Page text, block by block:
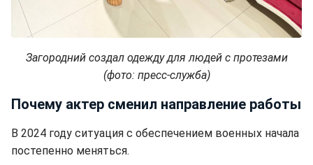
Загородний создал одежду для людей с протезами
(фото: пресс-служба)
Почему актер сменил направление работы
В 2024 году ситуация с обеспечением военных начала
постепенно меняться.